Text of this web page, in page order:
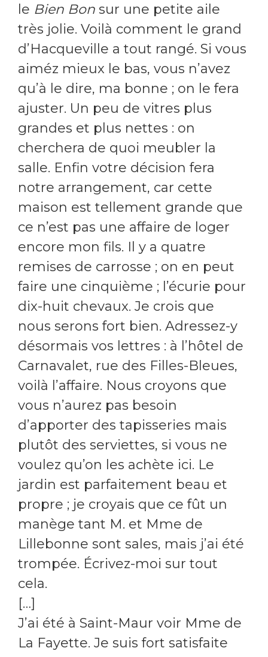
le Bien Bon sur une petite aile
très jolie. Voilà comment le grand
d’Hacqueville a tout rangé. Si vous
aiméz mieux le bas, vous n’avez
qu’à le dire, ma bonne ; on le fera
ajuster. Un peu de vitres plus
grandes et plus nettes : on
cherchera de quoi meubler la
salle. Enfin votre décision fera
notre arrangement, car cette
maison est tellement grande que
ce n’est pas une affaire de loger
encore mon fils. Il y a quatre
remises de carrosse ; on en peut
faire une cinquième ; l’écurie pour
dix-huit chevaux. Je crois que
nous serons fort bien. Adressez-y
désormais vos lettres : à l’hôtel de
Carnavalet, rue des Filles-Bleues,
voilà l’affaire. Nous croyons que
vous n’aurez pas besoin
d’apporter des tapisseries mais
plutôt des serviettes, si vous ne
voulez qu’on les achète ici. Le
jardin est parfaitement beau et
propre ; je croyais que ce fût un
manège tant M. et Mme de
Lillebonne sont sales, mais j’ai été
trompée. Écrivez-moi sur tout
cela.
[…]
J’ai été à Saint-Maur voir Mme de
La Fayette. Je suis fort satisfaite